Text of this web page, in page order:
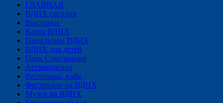
ГЛАВНАЯ
ВДНХ сегодня
Выставки
Карта ВДНХ
Павильоны ВДНХ
ВДНХ для детей
Парк Сокольники
Аттракционы
Рестораны, кафе
Фестивали на ВДНХ
Музеи на ВДНХ